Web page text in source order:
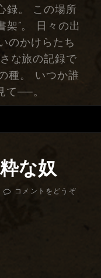
録。 この場所
架”。 日々の出
のかけらたち
な旅の記録で
種。 いつか誰
て──。
な奴
コメントをどうぞ